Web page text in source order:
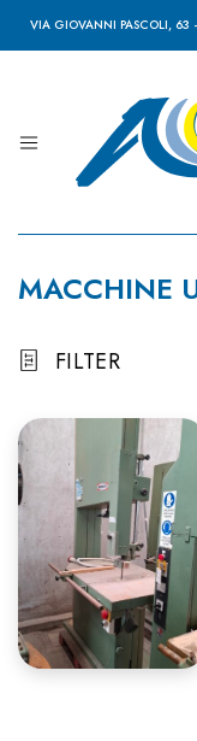
VIA GIOVANNI PASCOLI, 63
Nadali
Macchine
MACCHINE
FILTER